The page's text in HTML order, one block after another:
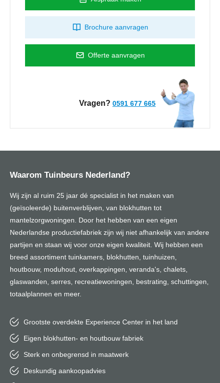
Brochure aanvragen
Offerte aanvragen
Vragen? 0591 677 665
Waarom Tuinbeurs Nederland?
Wij zijn al ruim 25 jaar dé specialist in het maken van
(geïsoleerde) buitenverblijven, van blokhutten tot
mantelzorgwoningen. Door het hebben van een eigen
Nederlandse productiefabriek zijn wij niet afhankelijk van andere
partijen en staan wij voor onze eigen kwaliteit. Wij hebben een
breed assortiment tuinkamers, blokhutten, tuinhuizen,
houtbouw, moduhout, overkappingen, veranda's, chalets,
glaswanden, serres, recreatiewoningen, bestrating, schuttingen,
totaalplannen en meer.
Grootste overdekte Experience Center in het land
Eigen blokhutten- en houtbouw fabriek
Sterk en onbegrensd in maatwerk
Deskundig aankoopadvies